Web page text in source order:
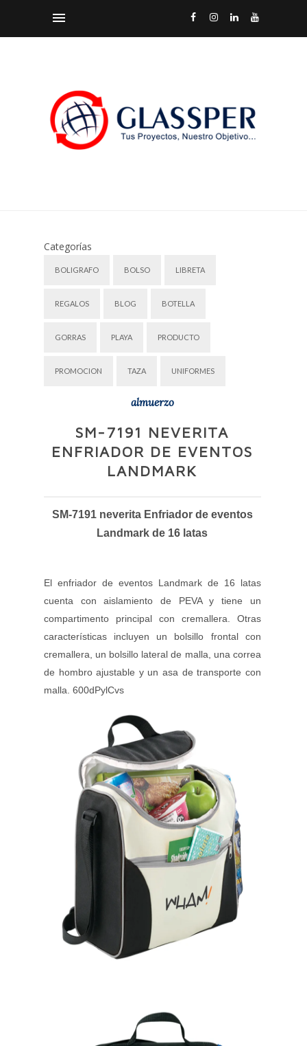
Categorías
BOLIGRAFO BOLSO LIBRETA
REGALOS BLOG BOTELLA
GORRAS PLAYA PRODUCTO
PROMOCION TAZA UNIFORMES
almuerzo
SM-7191 NEVERITA
ENFRIADOR DE EVENTOS
LANDMARK
SM-7191 neverita Enfriador de eventos
Landmark de 16 latas
El enfriador de eventos Landmark de 16 latas
cuenta con aislamiento de PEVA y tiene un
compartimento principal con cremallera. Otras
características incluyen un bolsillo frontal con
cremallera, un bolsillo lateral de malla, una correa
de hombro ajustable y un asa de transporte con
malla. 600dPylCvs